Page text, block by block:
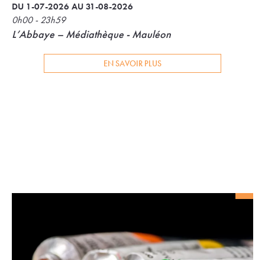
DU 1-07-2026 AU 31-08-2026
0h00 - 23h59
L’Abbaye – Médiathèque - Mauléon
EN SAVOIR PLUS